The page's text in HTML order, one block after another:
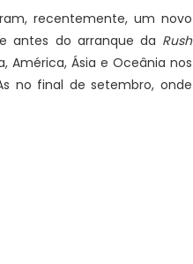
recentemente, um novo
antes do arranque da Rush
América, Ásia e Oceânia nos
no final de setembro, onde